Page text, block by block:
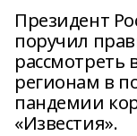
Президент
поручил
регионам в
пандемии
«Известия».